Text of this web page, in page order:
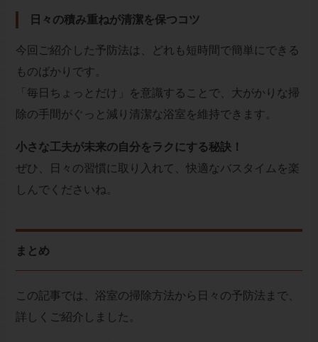
日々の積み重ねが清潔を保つコツ
今回ご紹介した予防法は、どれも短時間で簡単にできる
ものばかりです。
「毎日ちょっとだけ」を意識することで、大がかりな掃
除の手間がぐっと減り清潔な浴室を維持できます。
小さな工夫が未来の自分をラクにする秘訣！
ぜひ、日々の習慣に取り入れて、快適なバスタイムを楽
しんでくださいね。
まとめ
この記事では、浴室の掃除方法から日々の予防法まで、
詳しくご紹介しました。